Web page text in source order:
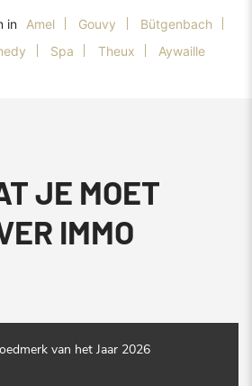
in Amel Gouvy
Bütgenbach
Spa Theux Aywaille
JE MOET
IMMO
van het Jaar 2026